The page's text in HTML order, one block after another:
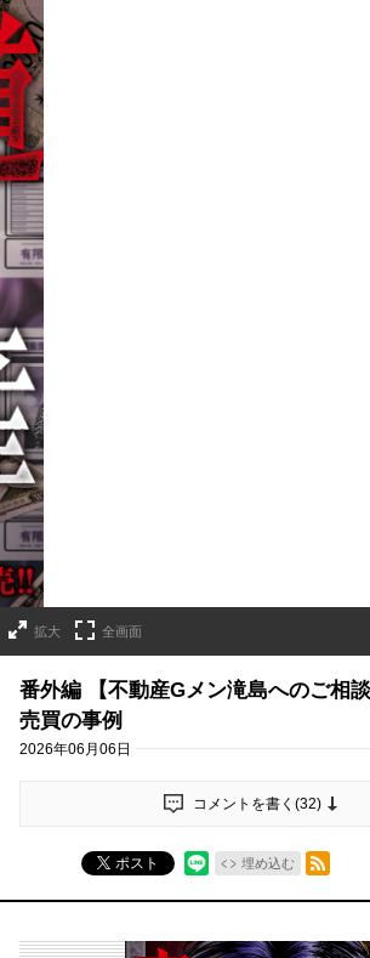
拡大 全画面
番外編 【不動産Gメン滝島へのご相
売買の事例
2026年06月06日
コメントを書く(32)
ポスト 埋め込む
RSSフィード